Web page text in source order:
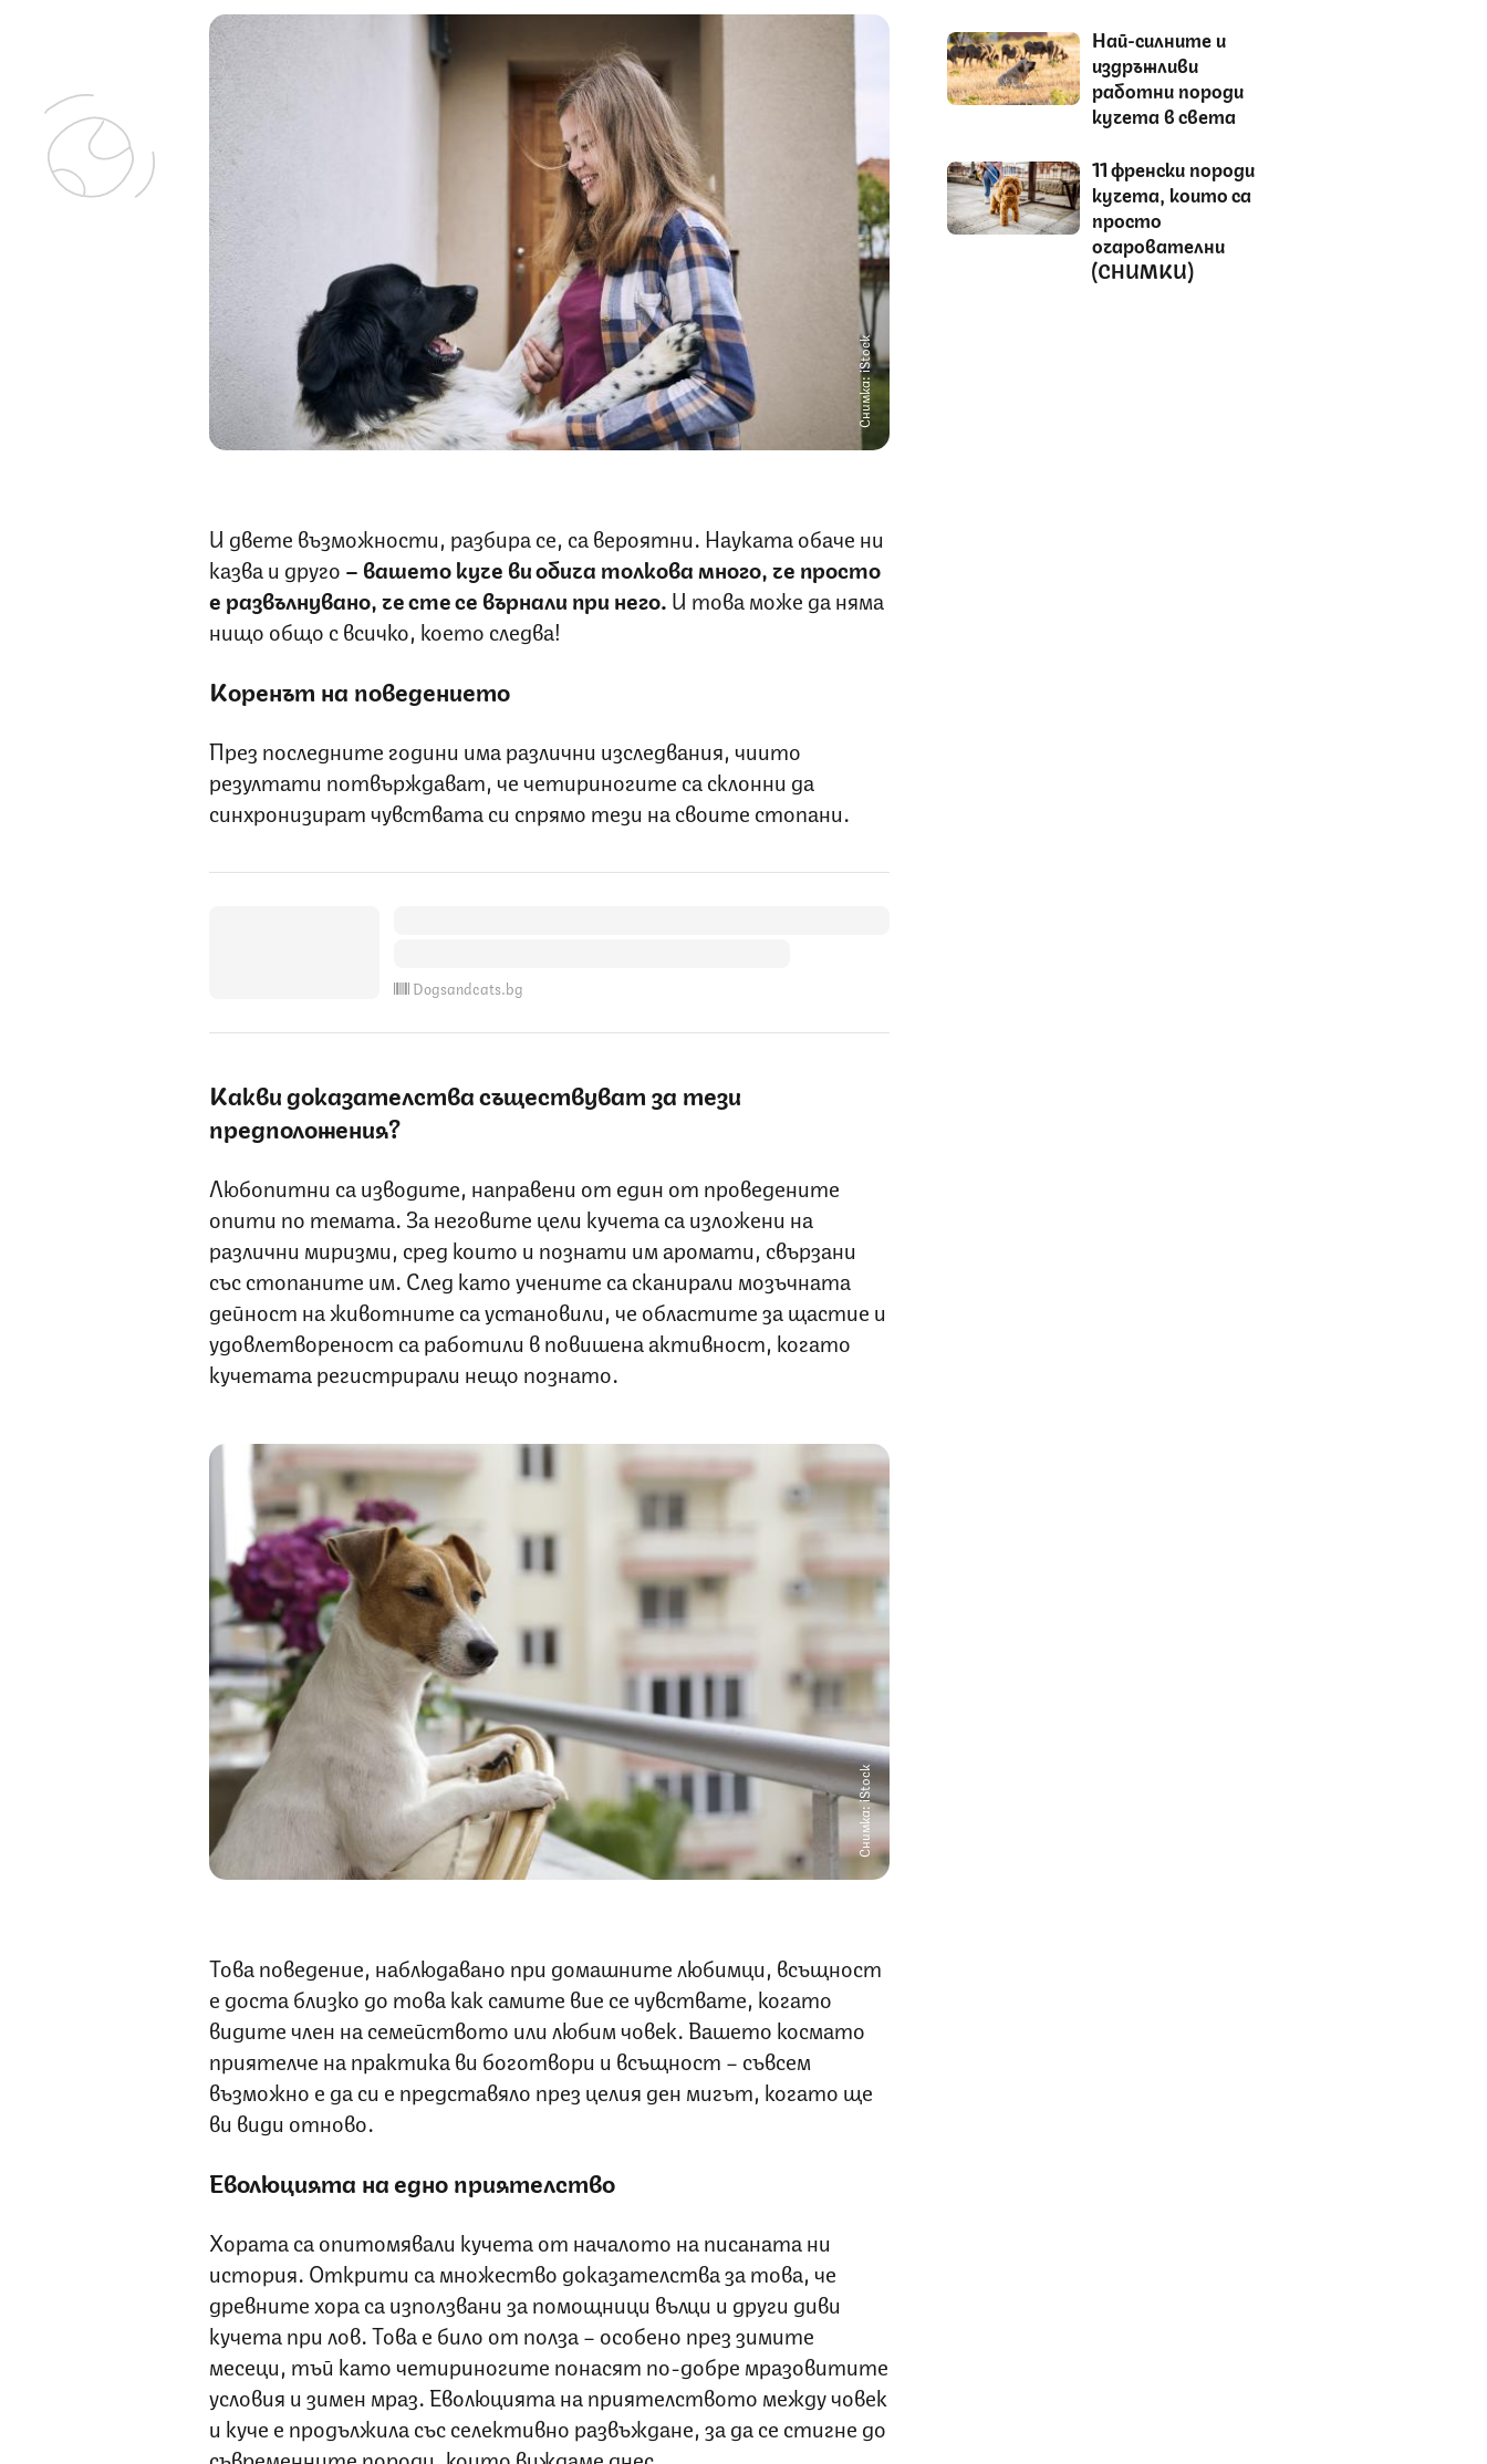
Снимка: iStock
И двете възможности, разбира се, са вероятни. Науката обаче ни
казва и друго – вашето куче ви обича толкова много, че просто
е развълнувано, че сте се върнали при него. И това може да няма
нищо общо с всичко, което следва!
Коренът на поведението
През последните години има различни изследвания, чиито
резултати потвърждават, че четириногите са склонни да
синхронизират чувствата си спрямо тези на своите стопани.
Dogsandcats.bg
Какви доказателства съществуват за тези
предположения?
Любопитни са изводите, направени от един от проведените
опити по темата. За неговите цели кучета са изложени на
различни миризми, сред които и познати им аромати, свързани
със стопаните им. След като учените са сканирали мозъчната
дейност на животните са установили, че областите за щастие и
удовлетвореност са работили в повишена активност, когато
кучетата регистрирали нещо познато.
Снимка: iStock
Това поведение, наблюдавано при домашните любимци, всъщност
е доста близко до това как самите вие се чувствате, когато
видите член на семейството или любим човек. Вашето космато
приятелче на практика ви боготвори и всъщност – съвсем
възможно е да си е представяло през целия ден мигът, когато ще
ви види отново.
Еволюцията на едно приятелство
Хората са опитомявали кучета от началото на писаната ни
история. Открити са множество доказателства за това, че
древните хора са използвани за помощници вълци и други диви
кучета при лов. Това е било от полза – особено през зимите
месеци, тъй като четириногите понасят по-добре мразовитите
условия и зимен мраз. Еволюцията на приятелството между човек
и куче е продължила със селективно развъждане, за да се стигне до
Най-силните и
издръжливи
работни породи
кучета в света
11 френски породи
кучета, които са
просто
очарователни
(СНИМКИ)